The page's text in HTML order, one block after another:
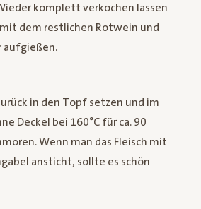
komplett verkochen lassen
dem restlichen Rotwein und
aufgießen.
in den Topf setzen und im
Deckel bei 160°C für ca. 90
Wenn man das Fleisch mit
ansticht, sollte es schön